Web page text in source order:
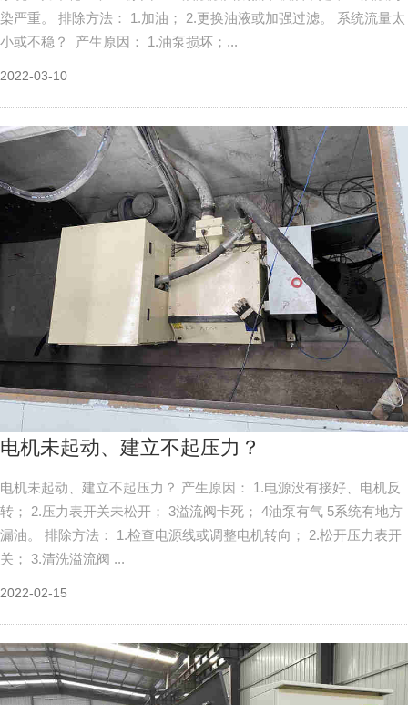
染严重。 排除方法： 1.加油； 2.更换油液或加强过滤。 系统流量太
小或不稳？ 产生原因： 1.油泵损坏；...
2022-03-10
电机未起动、建立不起压力？
电机未起动、建立不起压力？ 产生原因： 1.电源没有接好、电机反
转； 2.压力表开关未松开； 3溢流阀卡死； 4油泵有气 5系统有地方
漏油。 排除方法： 1.检查电源线或调整电机转向； 2.松开压力表开
关； 3.清洗溢流阀 ...
2022-02-15